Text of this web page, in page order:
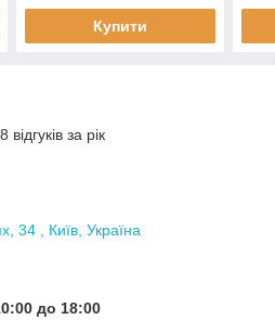
Купити
за рік
34 , Київ, Україна
до 18:00